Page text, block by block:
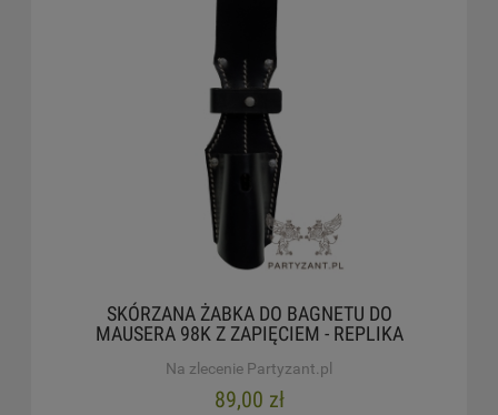
SKÓRZANA ŻABKA DO BAGNETU DO
MAUSERA 98K Z ZAPIĘCIEM - REPLIKA
Na zlecenie Partyzant.pl
89,00 zł